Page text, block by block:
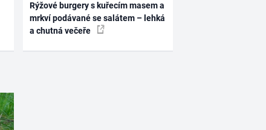
Rýžové burgery s kuřecím masem a
mrkví podávané se salátem – lehká
a chutná večeře